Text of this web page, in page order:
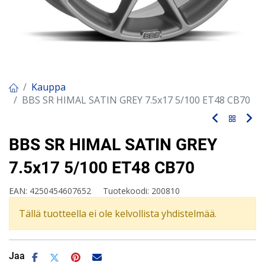
Kauppa
BBS SR HIMAL SATIN GREY 7.5x17 5/100 ET48 CB70
BBS SR HIMAL SATIN GREY
7.5x17 5/100 ET48 CB70
EAN: 4250454607652 Tuotekoodi: 200810
Tällä tuotteella ei ole kelvollista yhdistelmää.
Jaa